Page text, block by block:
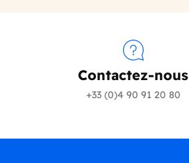
Contactez-nous
+33 (0)4 90 91 20 80